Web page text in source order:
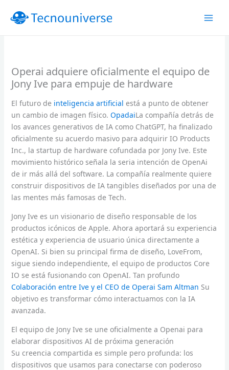
Operai adquiere oficialmente el equipo de
Jony Ive para empuje de hardware
El futuro de inteligencia artificial está a punto de obtener
un cambio de imagen físico. OpadaiLa compañía detrás de
los avances generativos de IA como ChatGPT, ha finalizado
oficialmente su acuerdo masivo para adquirir IO Products
Inc., la startup de hardware cofundada por Jony Ive. Este
movimiento histórico señala la seria intención de OpenAi
de ir más allá del software. La compañía realmente quiere
construir dispositivos de IA tangibles diseñados por una de
las mentes más famosas de Tech.
Jony Ive es un visionario de diseño responsable de los
productos icónicos de Apple. Ahora aportará su experiencia
estética y experiencia de usuario única directamente a
OpenAI. Si bien su principal firma de diseño, LoveFrom,
sigue siendo independiente, el equipo de productos Core
IO se está fusionando con OpenAI. Tan profundo
Colaboración entre Ive y el CEO de Operai Sam Altman Su
objetivo es transformar cómo interactuamos con la IA
avanzada.
El equipo de Jony Ive se une oficialmente a Openai para
elaborar dispositivos AI de próxima generación
Su creencia compartida es simple pero profunda: los
dispositivos que usamos para conectarse con poderoso